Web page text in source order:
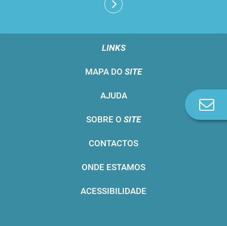
LINKS
MAPA DO SITE
AJUDA
SOBRE O SITE
CONTACTOS
ONDE ESTAMOS
ACESSIBILIDADE